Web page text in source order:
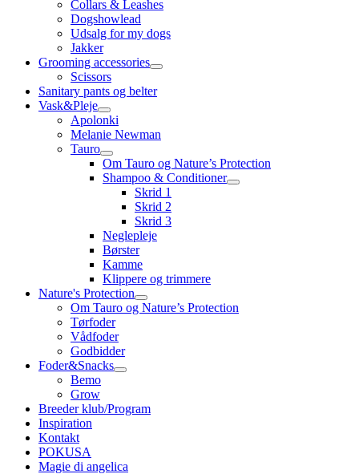
Collars & Leashes
Dogshowlead
Udsalg for my dogs
Jakker
Grooming accessories
Scissors
Sanitary pants og belter
Vask&Pleje
Apolonki
Melanie Newman
Tauro
Om Tauro og Nature’s Protection
Shampoo & Conditioner
Skrid 1
Skrid 2
Skrid 3
Neglepleje
Børster
Kamme
Klippere og trimmere
Nature's Protection
Om Tauro og Nature’s Protection
Tørfoder
Vådfoder
Godbidder
Foder&Snacks
Bemo
Grow
Breeder klub/Program
Inspiration
Kontakt
POKUSA
Magie di angelica